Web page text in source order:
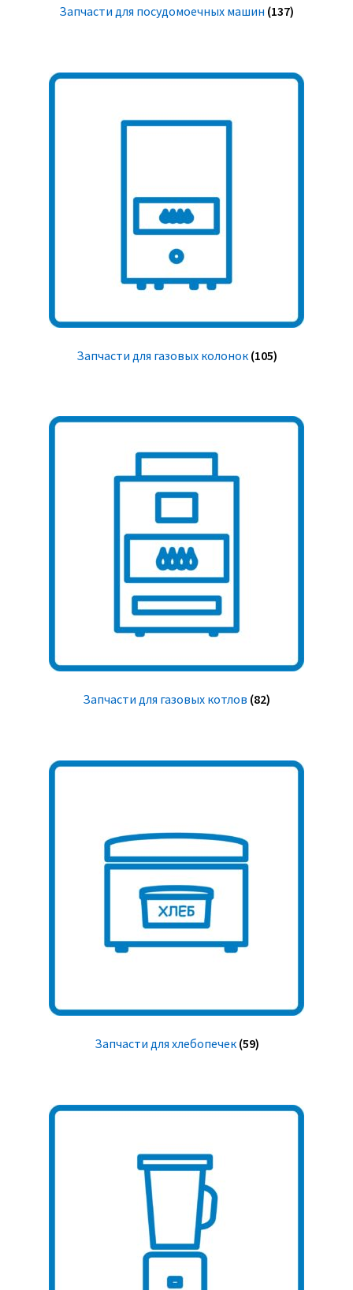
Запчасти для посудомоечных машин (137)
Запчасти для газовых колонок (105)
Запчасти для газовых котлов (82)
Запчасти для хлебопечек (59)